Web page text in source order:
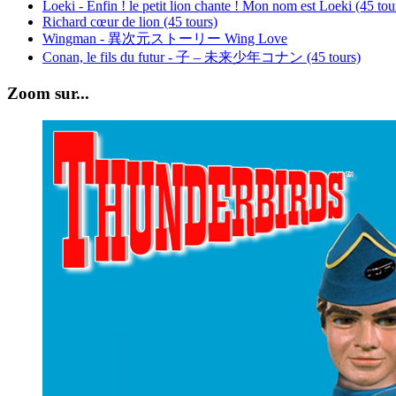
Loeki - Enfin ! le petit lion chante ! Mon nom est Loeki (45
Richard cœur de lion (45 tours)
Wingman - 異次元ストーリー Wing Love
Conan, le fils du futur - 子 – 未来少年コナン (45 tours)
Zoom sur...